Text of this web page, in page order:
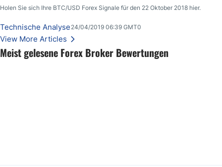
Meist gelesene Forex Broker Bewertungen
Holen Sie sich Ihre BTC/USD Forex Signale für den 22 Oktober 2018 hier.
Technische Analyse 24/04/2019 06:39 GMT0
View More Articles